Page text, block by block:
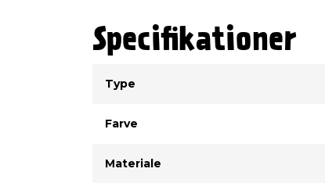
Specifikationer
Type
Farve
Materiale